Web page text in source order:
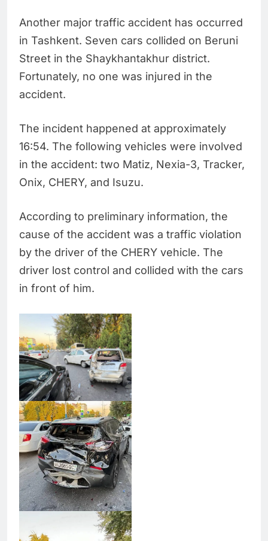
Another major traffic accident has occurred
in Tashkent. Seven cars collided on Beruni
Street in the Shaykhantakhur district.
Fortunately, no one was injured in the
accident.
The incident happened at approximately
16:54. The following vehicles were involved
in the accident: two Matiz, Nexia-3, Tracker,
Onix, CHERY, and Isuzu.
According to preliminary information, the
cause of the accident was a traffic violation
by the driver of the CHERY vehicle. The
driver lost control and collided with the cars
in front of him.